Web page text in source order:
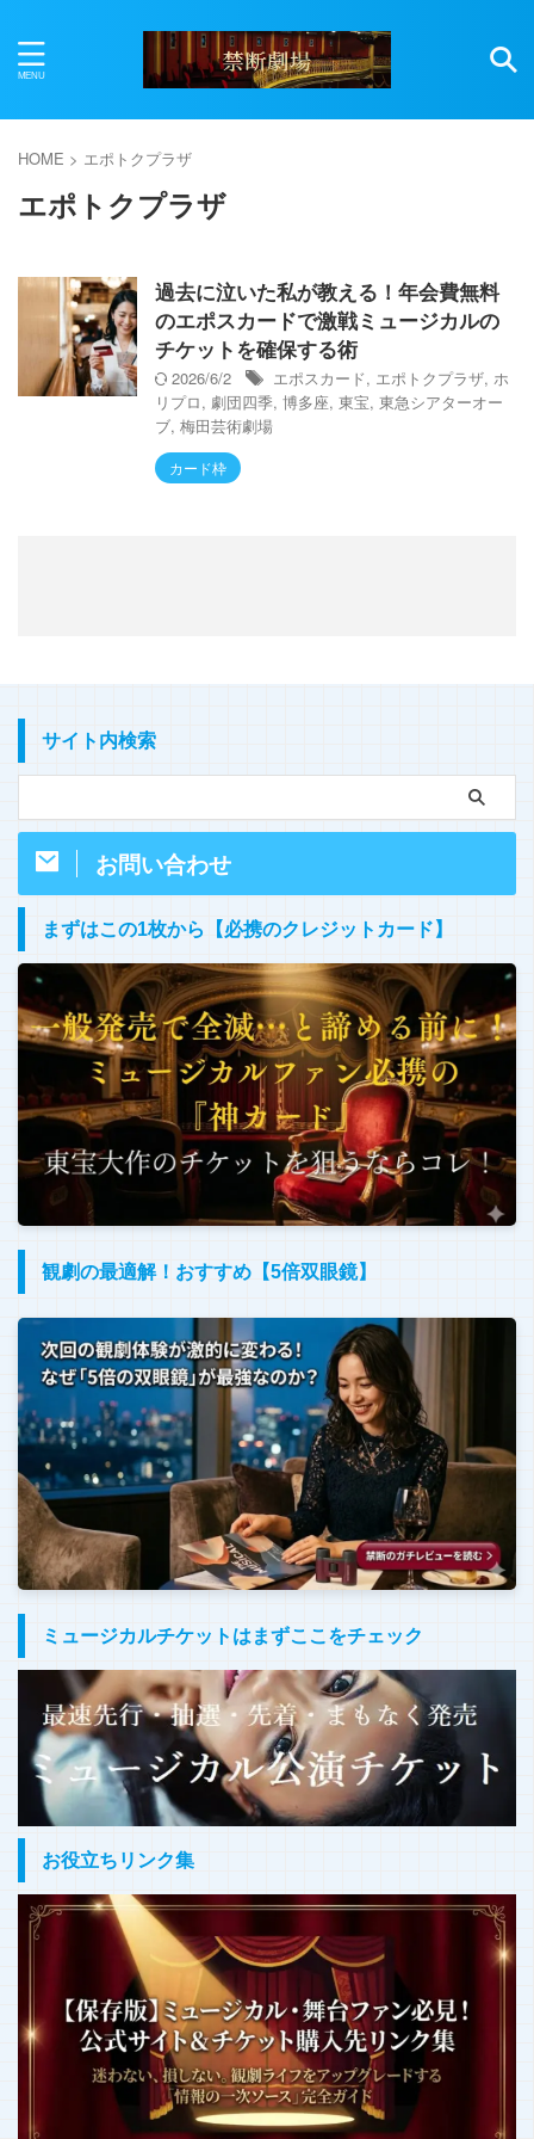
HOME > エポトクプラザ
エポトクプラザ
過去に泣いた私が教える！年会費無料
のエポスカードで激戦ミュージカルの
チケットを確保する術
2026/6/2 エポスカード, エポトクプラザ, ホ
リプロ, 劇団四季, 博多座, 東宝, 東急シアターオー
ブ, 梅田芸術劇場
カード枠
サイト内検索
お問い合わせ
まずはこの1枚から【必携のクレジットカード】
観劇の最適解！おすすめ【5倍双眼鏡】
ミュージカルチケットはまずここをチェック
お役立ちリンク集